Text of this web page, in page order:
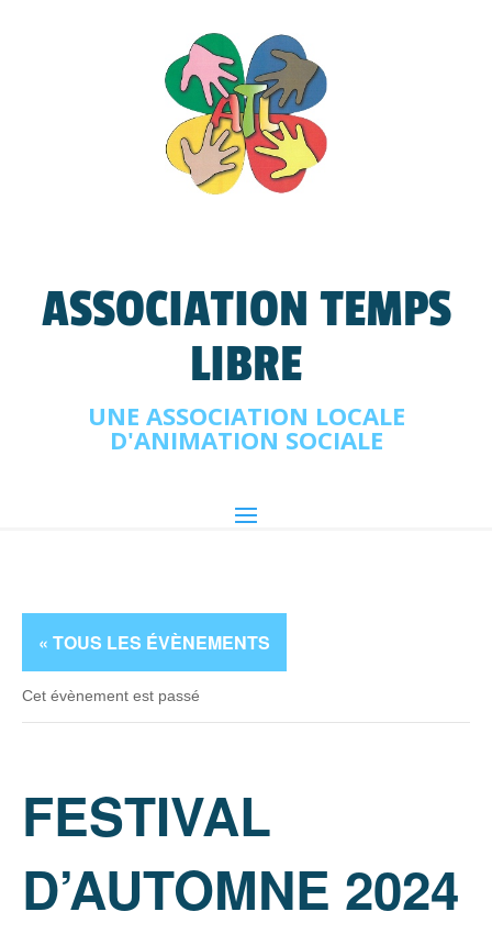
ASSOCIATION TEMPS
LIBRE
UNE ASSOCIATION LOCALE
D'ANIMATION SOCIALE
« TOUS LES ÉVÈNEMENTS
Cet évènement est passé
FESTIVAL
D’AUTOMNE 2024